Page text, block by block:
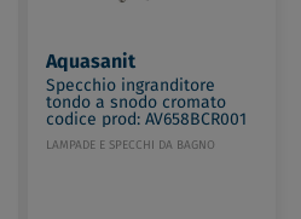
Aquasanit
Specchio ingranditore
tondo a snodo cromato
codice prod: AV658BCR001
LAMPADE E SPECCHI DA BAGNO